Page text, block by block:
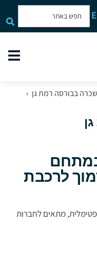
בבורסה רמת גן ›
לרכבת
מתאים לחברות